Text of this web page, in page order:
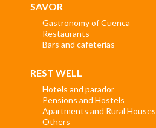
SAVOR
Gastronomy of Cuenca
Restaurants
Bars and cafeterias
REST WELL
Hotels and parador
Pensions and Hostels
Apartments and Rural Houses
Others